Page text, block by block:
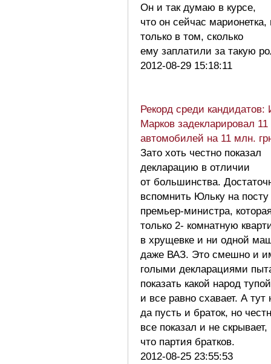
Он и так думаю в курсе,
что он сейчас марионетка,
только в том, сколько
ему заплатили за такую
2012-08-29 15:18:11
Рекорд среди кандидатов:
Марков задекларировал
автомобилей на 11 млн.
Зато хоть честно показал
декларацию в отличии
от большинства.
вспомнить Юльку на посту
премьер-министра,
только 2- комнатную
в хрущевке и ни одной
даже ВАЗ. Это смешно и
голыми декларациями
показать какой народ тупой
и все равно схавает. А тут
да пусть и браток, но
все показал и не скрывает,
что партия братков.
2012-08-25 23:55:53